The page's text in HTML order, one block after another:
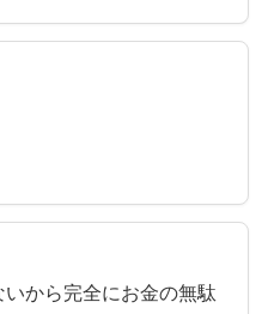
から完全にお金の無駄